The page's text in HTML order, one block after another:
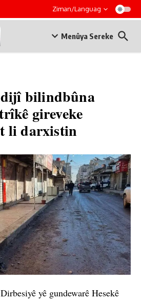
Ziman/Languag
Menûya Sereke
bilindbûna
gireveke
li darxistin
yê gundewarê Hesekê